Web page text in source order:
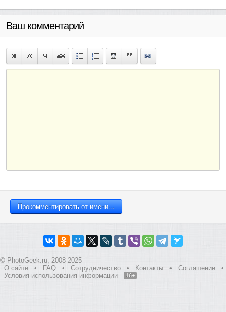
Ваш комментарий
© PhotoGeek.ru, 2008-2025
О сайте
• FAQ • Сотрудничество • Контакты • Соглашение
•
Условия использования информации
16+